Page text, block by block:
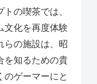
の喫茶では、
文化を再度体験
らの施設は、昭
を知るための貴
のゲーマーにと